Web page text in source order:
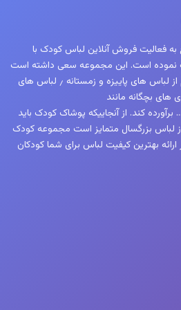
از سال ۱۳۹۸ شروع به فعالیت فروش آنلاین لباس کودک با
نموده است. این مجموعه سعی داشته است
تمام نیازهای کودکان شما را اعم از لباس های پاییزه و زمستانه ٫ لباس های
اکسسوری های بچگانه مانند
و … برآورده کند. از آنجاییکه پوشاک کودک باید
لباس بزرگسال متمایز است مجموعه کودک
بهترین کیفیت لباس برای شما کودکان